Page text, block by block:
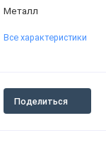
Металл
Все характеристики
Поделиться